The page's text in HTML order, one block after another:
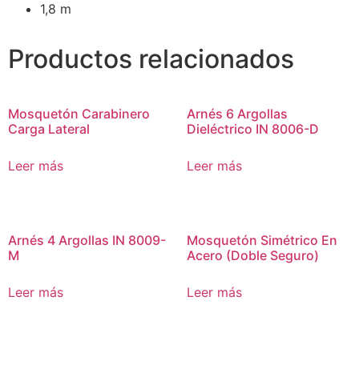
1,8 m
Productos relacionados
Mosquetón Carabinero
Carga Lateral
Leer más
Arnés 6 Argollas
Dieléctrico IN 8006-D
Leer más
Arnés 4 Argollas IN 8009-
M
Leer más
Mosquetón Simétrico En
Acero (Doble Seguro)
Leer más